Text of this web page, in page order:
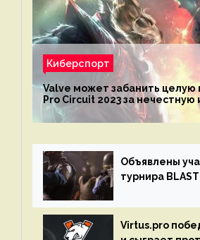
Киберспорт
Valve может забанить целую
Pro Circuit 2023 за нечестную
Объявлены
турнира
Virtus.pro